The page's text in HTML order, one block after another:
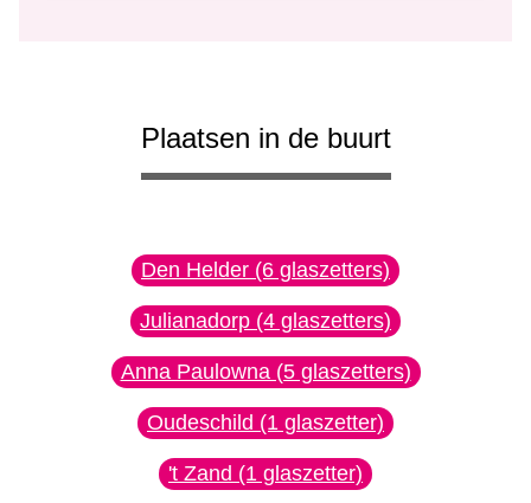
Plaatsen in de buurt
Den Helder (6 glaszetters)
Julianadorp (4 glaszetters)
Anna Paulowna (5 glaszetters)
Oudeschild (1 glaszetter)
't Zand (1 glaszetter)